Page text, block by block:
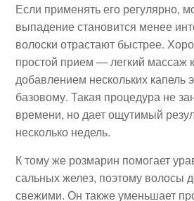
Если применять его регулярно,
выпадение становится менее
волоски отрастают быстрее.
простой прием — легкий массаж
добавлением нескольких капель
базовому. Такая процедура не
времени, но дает ощутимый
несколько недель.
К тому же розмарин помогает
сальных желез, поэтому волосы
свежими. Он также уменьшает